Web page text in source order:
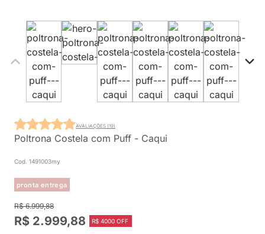
Poltrona Costela com Puff - Caqui
Cod. 1491003my
pronta entrega
AVALIAÇÕES (19)
R$ 6.999,88
R$ 2.999,88 R$ 4000 OFF